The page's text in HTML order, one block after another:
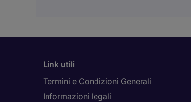
Link utili
Termini e Condizioni Generali
Informazioni legali